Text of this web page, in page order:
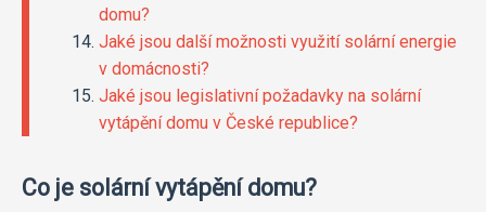
domu?
Jaké jsou další možnosti využití solární energie
v domácnosti?
Jaké jsou legislativní požadavky na solární
vytápění domu v České republice?
Co je solární vytápění domu?